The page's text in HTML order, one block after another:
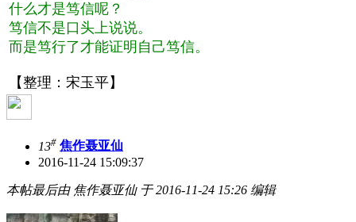
什么才是笃信呢？
笃信不是口头上说说。
而是笃行了才能证明自己笃信。
【整理：宋玉平】
13# 焦作聂亚仙
2016-11-24 15:09:37
本帖最后由 焦作聂亚仙 于 2016-11-24 15:26 编辑